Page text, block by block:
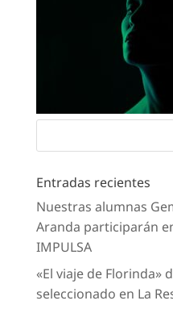
Entradas recientes
Nuestras alumnas
Aranda participarán
IMPULSA
«El viaje de Florinda»
seleccionado en La